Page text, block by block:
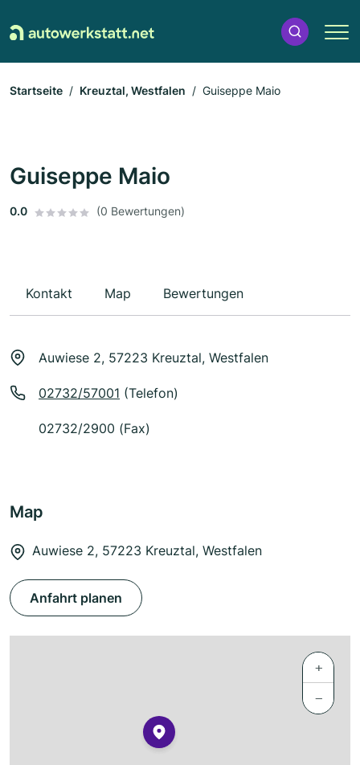
Startseite Kreuztal, Westfalen Guiseppe Maio
Guiseppe Maio
0.0 (0 Bewertungen)
Kontakt Map Bewertungen
Auwiese 2, 57223 Kreuztal, Westfalen
02732/57001 (Telefon)
02732/2900 (Fax)
Map
Auwiese 2, 57223 Kreuztal, Westfalen
Anfahrt planen
+
−